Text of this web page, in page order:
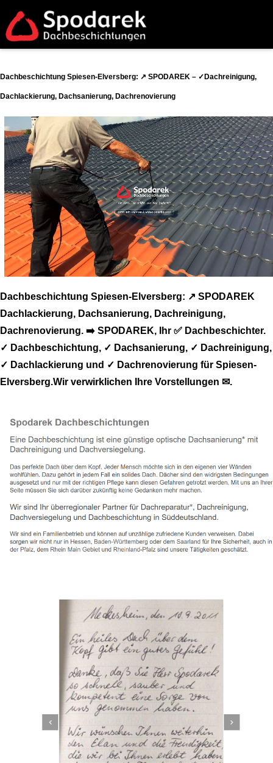
Dachbeschichtung Spiesen-Elversberg: ↗️ SPODAREK – ✓Dachreinigung,
Dachlackierung, Dachsanierung, Dachrenovierung
Dachbeschichtung Spiesen-Elversberg: ↗️ SPODAREK
Dachlackierung, Dachsanierung, Dachreinigung,
Dachrenovierung. ➡️ SPODAREK, Ihr ✅ Dachbeschichter.
✓ Dachbeschichtung, ✓ Dachsanierung, ✓ Dachreinigung,
✓ Dachlackierung und ✓ Dachrenovierung für Spiesen-
Elversberg.Wir verwirklichen Ihre Vorstellungen ✉.